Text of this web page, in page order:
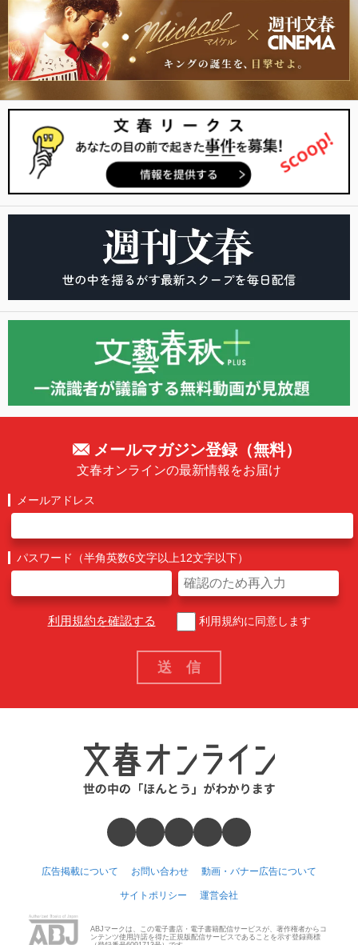
メールマガジン登録（無料）
文春オンラインの最新情報をお届け
メールアドレス
パスワード（半角英数6文字以上12文字以下）
利用規約を確認する 利用規約に同意します
広告掲載について お問い合わせ 動画・バナー広告について
サイトポリシー 運営会社
ABJマークは、この電子書店・電子書籍配信サービスが、著作権者からコ
ンテンツ使用許諾を得た正規版配信サービスであることを示す登録商標